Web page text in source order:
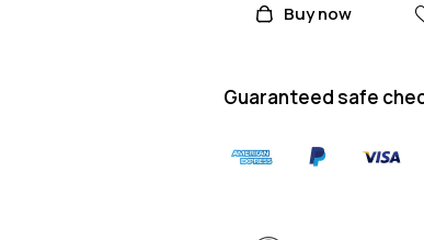
Buy now
Guaranteed safe